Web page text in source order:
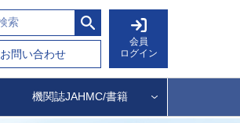
お問い合わせ
会員
ログイン
機関誌JAHMC/書籍